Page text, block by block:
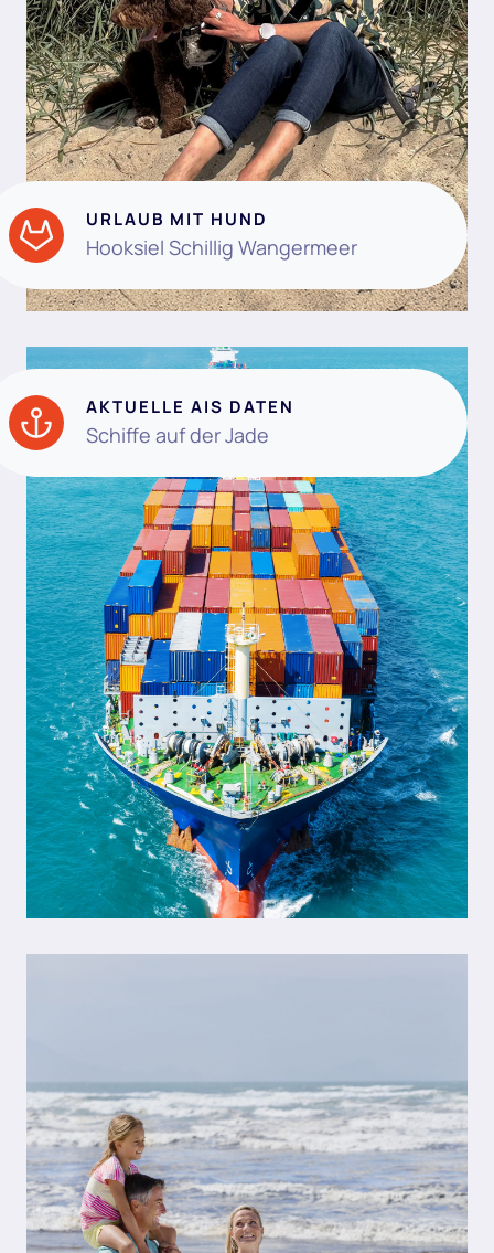
URLAUB MIT HUND
Hooksiel Schillig Wangermeer
AKTUELLE AIS DATEN
Schiffe auf der Jade